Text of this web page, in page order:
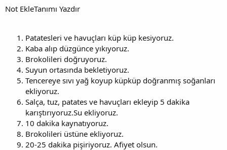
Not EkleTanımı Yazdır
Patatesleri ve havuçları küp küp kesiyoruz.
Kaba alıp düzgünce yıkıyoruz.
Brokolileri doğruyoruz.
Suyun ortasında bekletiyoruz.
Tencereye sıvı yağ koyup küpküp doğranmış soğanları
ekliyoruz.
Salça, tuz, patates ve havuçları ekleyip 5 dakika
karıştırıyoruz.Su ekliyoruz.
10 dakika kaynatıyoruz.
Brokolileri üstüne ekliyoruz.
20-25 dakika pişiriyoruz. Afiyet olsun.